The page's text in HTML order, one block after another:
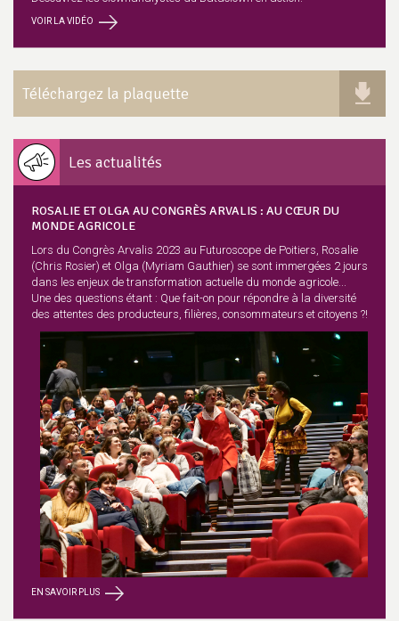
VOIR LA VIDÉO
Téléchargez la plaquette
Les actualités
ROSALIE ET OLGA AU CONGRÈS ARVALIS : AU CŒUR DU
MONDE AGRICOLE
Lors du Congrès Arvalis 2023 au Futuroscope de Poitiers, Rosalie
(Chris Rosier) et Olga (Myriam Gauthier) se sont immergées 2 jours
dans les enjeux de transformation actuelle du monde agricole...
Une des questions étant : Que fait-on pour répondre à la diversité
des attentes des producteurs, filières, consommateurs et citoyens ?!
EN SAVOIR PLUS